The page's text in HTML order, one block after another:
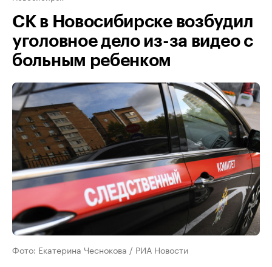
СК в Новосибирске возбудил
уголовное дело из-за видео с
больным ребенком
Фото: Екатерина Чеснокова / РИА Новости